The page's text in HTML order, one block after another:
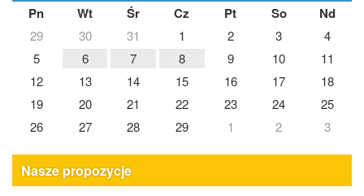
Pn Wt Śr Cz Pt So Nd
29 30 31 1 2 3
4
5
6 7 8 9 10
11
12
13 14 15 16 17
18
19
20 21 22 23 24
25
26
27 28 29 1 2 3
Nasze propozycje